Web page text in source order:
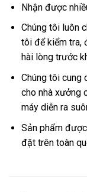
Nhận được
Chúng tôi luôn
tôi để kiểm tra,
hài lòng trước
Chúng tôi cung
cho nhà xưởng
máy diễn ra
Sản phẩm
đặt trên toàn